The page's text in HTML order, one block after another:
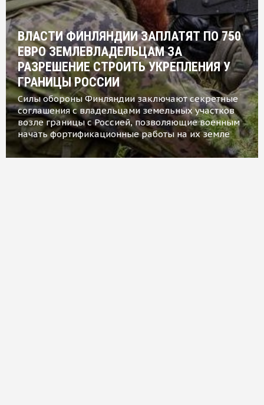
ВЛАСТИ ФИНЛЯНДИИ ЗАПЛАТЯТ ПО 750
ЕВРО ЗЕМЛЕВЛАДЕЛЬЦАМ ЗА
РАЗРЕШЕНИЕ СТРОИТЬ УКРЕПЛЕНИЯ У
ГРАНИЦЫ РОССИИ
Силы обороны Финляндии заключают секретные
соглашения с владельцами земельных участков
возле границы с Россией, позволяющие военным
начать фортификационные работы на их земле